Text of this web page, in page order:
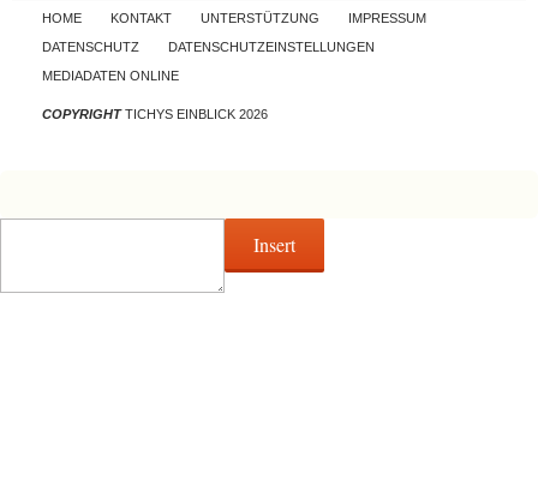
Skip to content
HOME KONTAKT UNTERSTÜTZUNG
IMPRESSUM
DATENSCHUTZ
DATENSCHUTZEINSTELLUNGEN
MEDIADATEN ONLINE
COPYRIGHTTICHYS EINBLICK 2026
Insert